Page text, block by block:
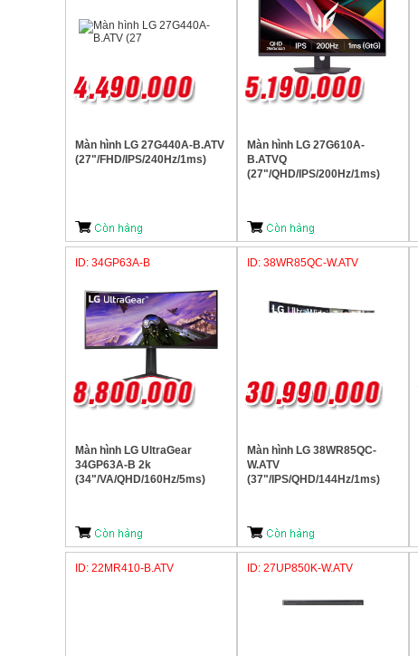
Màn hình LG 27G440A-B.ATV
(27"/FHD/IPS/240Hz/1ms)
Màn hình LG 27G610A-
B.ATVQ
(27"/QHD/IPS/200Hz/1ms)
ID: 34GP63A-B
Màn hình LG UltraGear
34GP63A-B 2k
(34"/VA/QHD/160Hz/5ms)
ID: 38WR85QC-W.ATV
Màn hình LG 38WR85QC-
W.ATV
(37"/IPS/QHD/144Hz/1ms)
ID: 22MR410-B.ATV ID: 27UP850K-W.ATV